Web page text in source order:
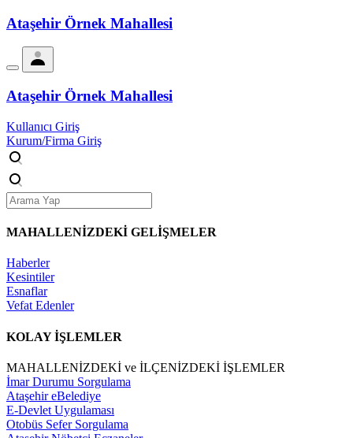
Ataşehir Örnek Mahallesi
Ataşehir Örnek Mahallesi
Kullanıcı Giriş
Kurum/Firma Giriş
MAHALLENİZDEKİ GELİŞMELER
Haberler
Kesintiler
Esnaflar
Vefat Edenler
KOLAY İŞLEMLER
MAHALLENİZDEKİ ve İLÇENİZDEKİ İŞLEMLER
İmar Durumu Sorgulama
Ataşehir eBelediye
E-Devlet Uygulaması
Otobüs Sefer Sorgulama